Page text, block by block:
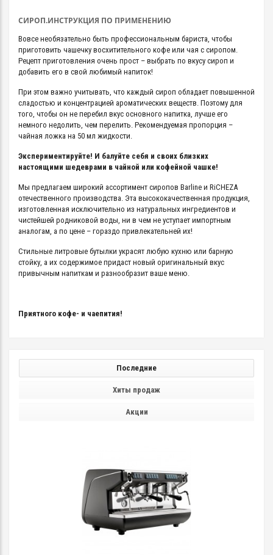
СИРОП.ИНСТРУКЦИЯ ПО ПРИМЕНЕНИЮ
Вовсе необязательно быть профессиональным бариста, чтобы
приготовить чашечку восхитительного кофе или чая с сиропом.
Рецепт приготовления очень прост – выбрать по вкусу сироп и
добавить его в свой любимый напиток!
При этом важно учитывать, что каждый сироп обладает повышенной
сладостью и концентрацией ароматических веществ. Поэтому для
того, чтобы он не перебил вкус основного напитка, лучше его
немного недолить, чем перелить. Рекомендуемая пропорция –
чайная ложка на 50 мл жидкости.
Экспериментируйте! И балуйте себя и своих близких
настоящими шедеврами в чайной или кофейной чашке!
Мы предлагаем широкий ассортимент сиропов Barline и RiCHEZA
отечественного производства. Эта высококачественная продукция,
изготовленная исключительно из натуральных ингредиентов и
чистейшей родниковой воды, ни в чем не уступает импортным
аналогам, а по цене – гораздо привлекательней их!
Стильные литровые бутылки украсят любую кухню или барную
стойку, а их содержимое придаст новый оригинальный вкус
привычным напиткам и разнообразит ваше меню.
Приятного кофе- и чаепития!
Последние
Хиты продаж
Акции